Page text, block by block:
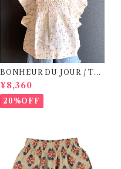
BONHEUR DU JOUR / TO
SCANE BlOUSE (Rose 2~6
Y)
¥8,360
20%OFF